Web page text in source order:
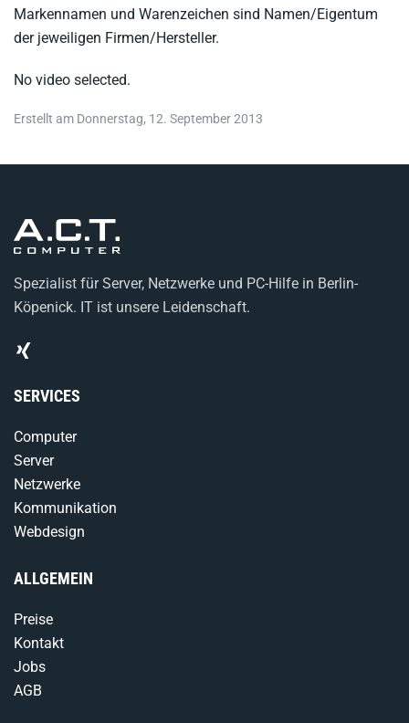
Markennamen und Warenzeichen sind Namen/Eigentum
der jeweiligen Firmen/Hersteller.
No video selected.
Erstellt am Donnerstag, 12. September 2013
Spezialist für Server, Netzwerke und PC-Hilfe in Berlin-
Köpenick. IT ist unsere Leidenschaft.
SERVICES
Computer
Server
Netzwerke
Kommunikation
Webdesign
ALLGEMEIN
Preise
Kontakt
Jobs
AGB